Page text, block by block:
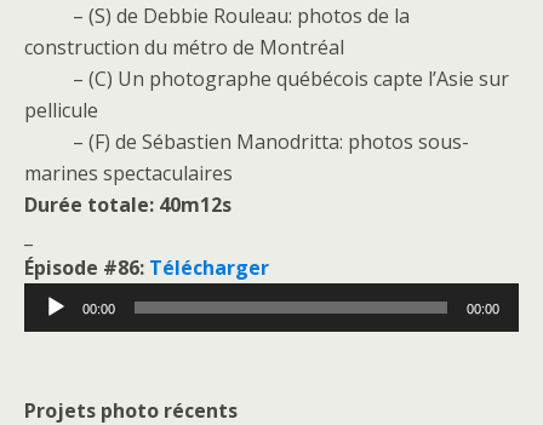
– (S) de Debbie Rouleau: photos de la
construction du métro de Montréal
– (C) Un photographe québécois capte l’Asie sur
pellicule
– (F) de Sébastien Manodritta: photos sous-
marines spectaculaires
Durée totale: 40m12s
Épisode #86: Télécharger
Lecteur
audio
00:00 00:00
Projets photo récents